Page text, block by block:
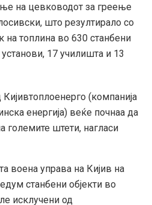
на цевководот за греење
што резултирало со
на топлина во 630 станбени
17 училишта и 13
(компанија
енергија) веќе почнаа да
големите штети, нагласи
воена управа на Кијив на
станбени објекти во
исклучени од